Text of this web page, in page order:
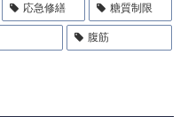
応急修繕 糖質制限
腹筋